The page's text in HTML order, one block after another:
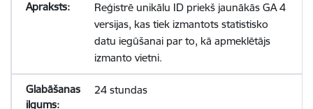
Reģistrē unikālu ID priekš jaunākās GA 4
versijas, kas tiek izmantots statistisko
datu iegūšanai par to, kā apmeklētājs
izmanto vietni.
24 stundas